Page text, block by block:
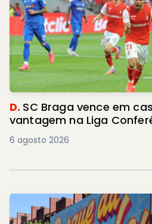
D. SC Braga vence em
vantagem na Liga
6 agosto 2026